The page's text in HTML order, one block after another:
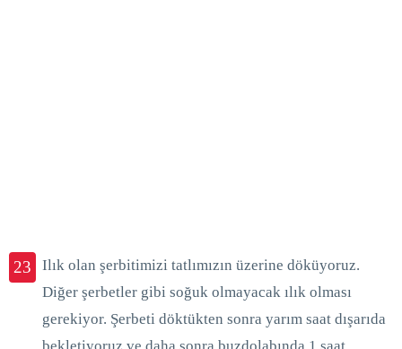
23
Ilık olan şerbitimizi tatlımızın üzerine döküyoruz.
Diğer şerbetler gibi soğuk olmayacak ılık olması
gerekiyor. Şerbeti döktükten sonra yarım saat dışarıda